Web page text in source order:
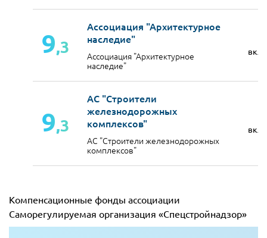
9,3
Ассоциация "Архитектурное
наследие"
Ассоциация "Архитектурное
наследие"
9,3
АС "Строители
железнодорожных
комплексов"
АС "Строители железнодорожных
комплексов"
Компенсационные фонды ассоциации
Саморегулируемая организация «Спецстройнадзор»